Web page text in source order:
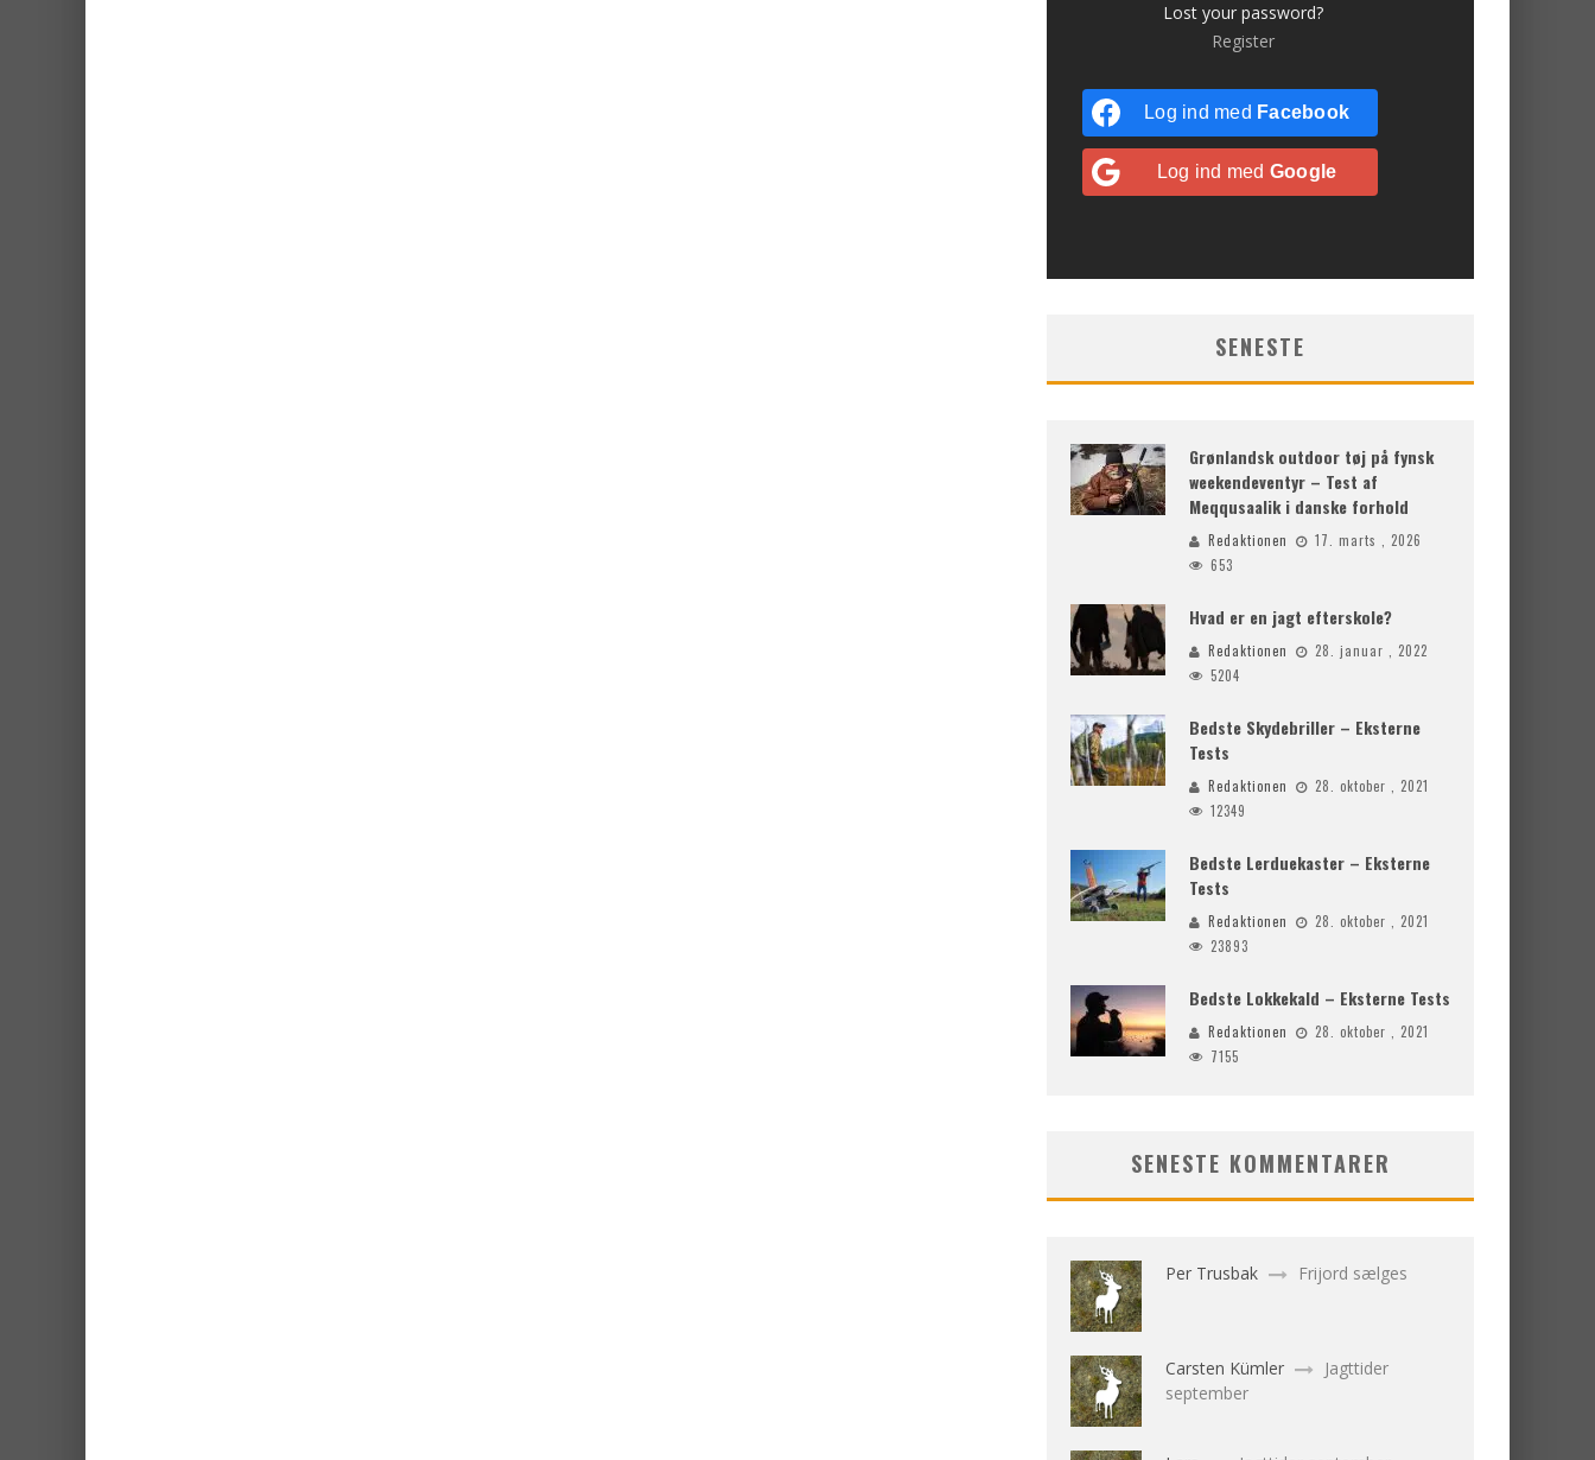
Lost your password?
Register
Log ind med Facebook
Log ind med Google
SENESTE
Grønlandsk outdoor tøj på fynsk
weekendeventyr – Test af
Meqqusaalik i danske forhold
Redaktionen
17. marts , 2026
653
Hvad er en jagt efterskole?
Redaktionen
28. januar , 2022
5204
Bedste Skydebriller – Eksterne
Tests
Redaktionen
28. oktober , 2021
12349
Bedste Lerduekaster – Eksterne
Tests
Redaktionen
28. oktober , 2021
23893
Bedste Lokkekald – Eksterne Tests
Redaktionen
28. oktober , 2021
7155
SENESTE KOMMENTARER
Per Trusbak Frijord sælges
Carsten Kümler
Jagttider
september